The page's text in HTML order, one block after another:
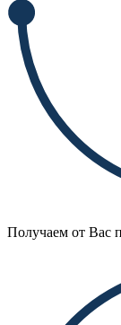
Получаем от Вас